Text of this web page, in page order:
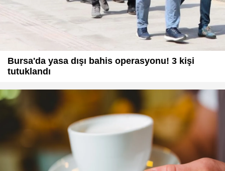
Bursa'da yasa dışı bahis operasyonu! 3 kişi
tutuklandı